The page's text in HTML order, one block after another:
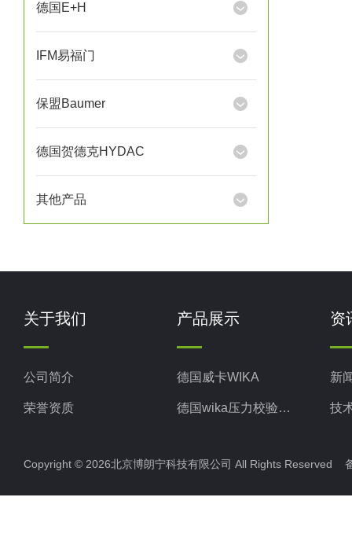
德国E+H
IFM易福门
保盟Baumer
德国贺德克HYDAC
其他产品
关于我们
公司简介
荣誉资质
产品展示
德国威卡WIKA
德国wika压力校验系统
美国固瑞克GRACO
意大利ELETTROTEC压力开关
资
新
技
Copyright © 2026北京博朗宁科技有限公司 All Rights Reserved